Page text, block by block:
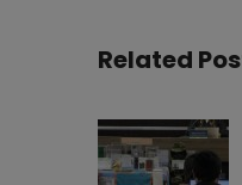
Related